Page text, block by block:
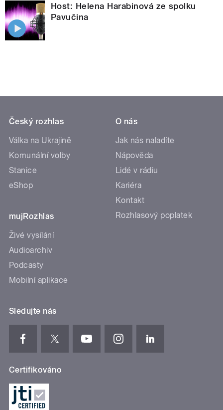
Host: Helena Harabinová ze spolku
Pavučina
Český rozhlas
Válka na Ukrajině
Komunální volby
Stanice
eShop
mujRozhlas
Živé vysílání
Audioarchiv
Podcasty
Mobilní aplikace
O nás
Jak nás naladíte
Nápověda
Lidé v rádiu
Kariéra
Kontakt
Rozhlasový poplatek
Sledujte nás
Certifikováno